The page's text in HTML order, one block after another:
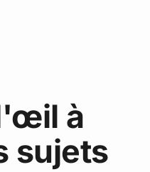
à
sujets